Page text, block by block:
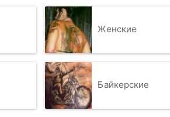
Женские
Байкерские